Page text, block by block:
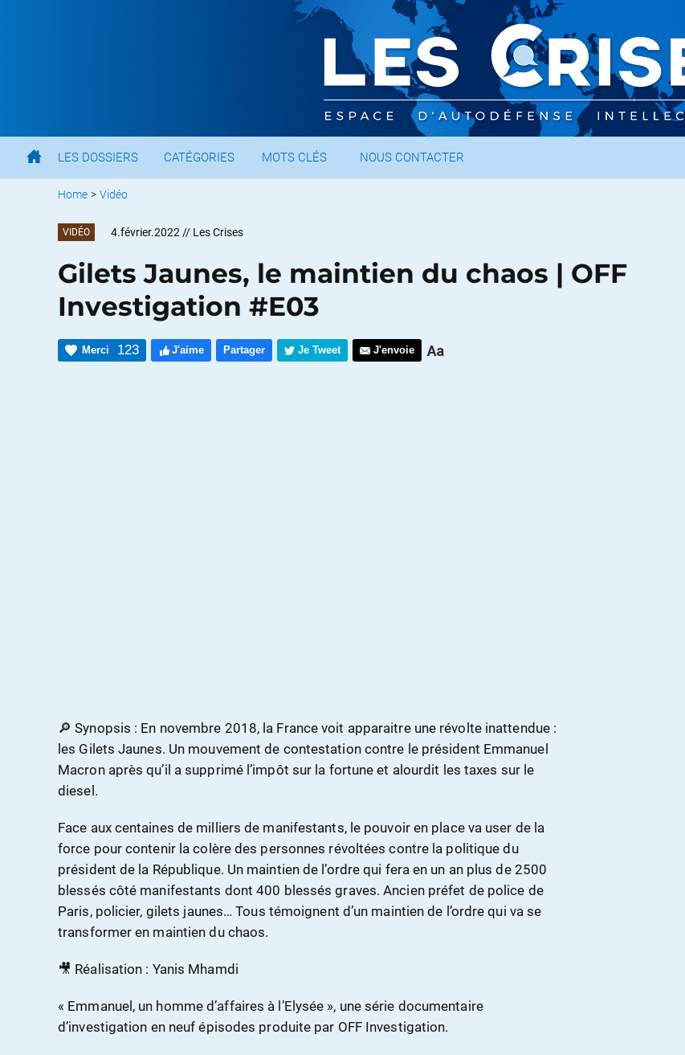
LES DOSSIERS CATÉGORIES MOTS CLÉS NOUS CONTACTER
Home > Vidéo
VIDÉO 4.février.2022 // Les Crises
Gilets Jaunes, le maintien du chaos | OFF
Investigation #E03
Merci 123 J'aime Partager Je Tweet J'envoie
🔎 Synopsis : En novembre 2018, la France voit apparaitre une révolte inattendue :
les Gilets Jaunes. Un mouvement de contestation contre le président Emmanuel
Macron après qu’il a supprimé l’impôt sur la fortune et alourdit les taxes sur le
diesel.
Face aux centaines de milliers de manifestants, le pouvoir en place va user de la
force pour contenir la colère des personnes révoltées contre la politique du
président de la République. Un maintien de l’ordre qui fera en un an plus de 2500
blessés côté manifestants dont 400 blessés graves. Ancien préfet de police de
Paris, policier, gilets jaunes… Tous témoignent d’un maintien de l’ordre qui va se
transformer en maintien du chaos.
🎥 Réalisation : Yanis Mhamdi
« Emmanuel, un homme d’affaires à l’Elysée », une série documentaire
d’investigation en neuf épisodes produite par OFF Investigation.